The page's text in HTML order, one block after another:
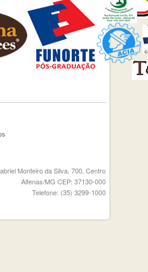
Monteiro da Silva, 700, Centro
Alfenas/MG CEP: 37130-000
Telefone: (35) 3299-1000